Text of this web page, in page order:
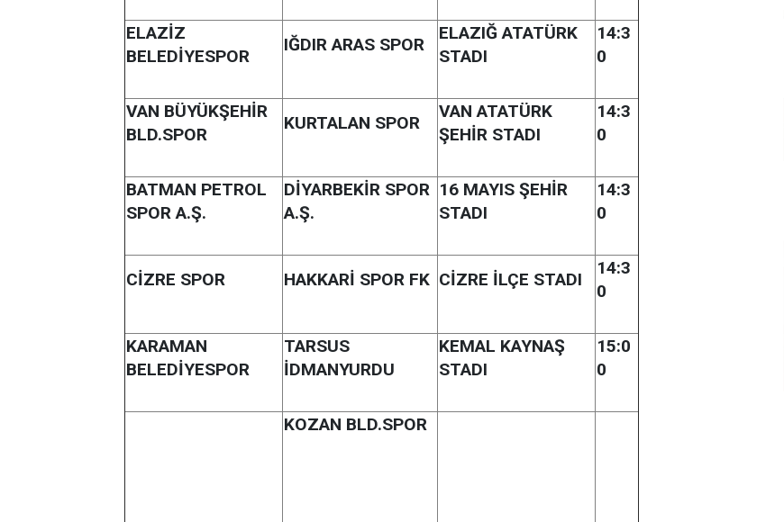
ELAZİZ
BELEDİYESPOR
IĞDIR ARAS SPOR
ELAZIĞ ATATÜRK
STADI
14:3
0
VAN BÜYÜKŞEHİR
BLD.SPOR
KURTALAN SPOR
VAN ATATÜRK
ŞEHİR STADI
14:3
0
BATMAN PETROL
SPOR A.Ş.
DİYARBEKİR SPOR
A.Ş.
16 MAYIS ŞEHİR
STADI
14:3
0
CİZRE SPOR HAKKARİ SPOR FK CİZRE İLÇE STADI
14:3
0
KARAMAN
BELEDİYESPOR
TARSUS
İDMANYURDU
KEMAL KAYNAŞ
STADI
15:0
0
KOZAN BLD.SPOR